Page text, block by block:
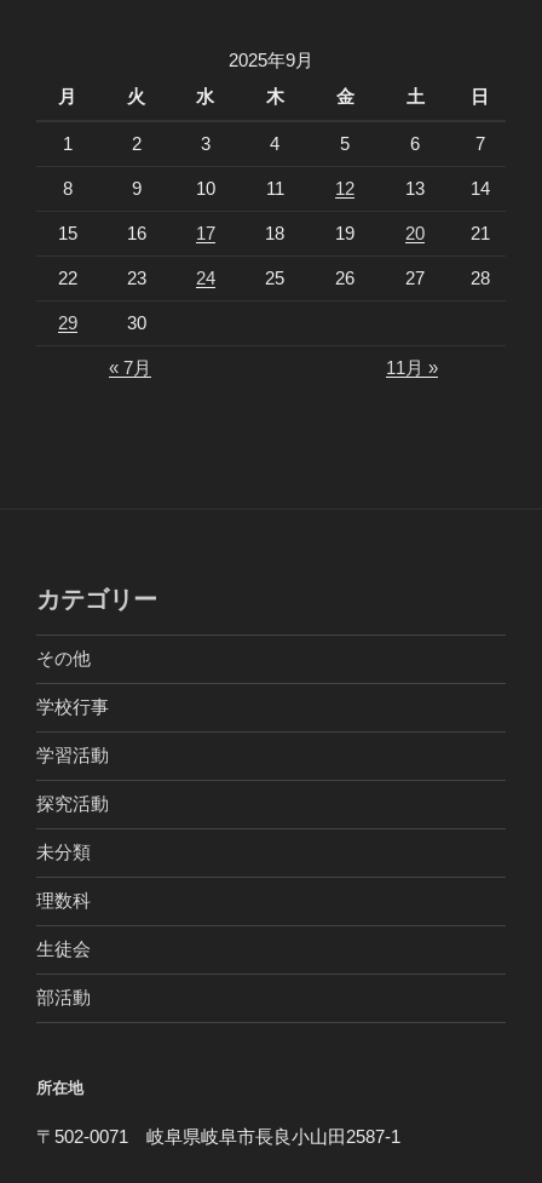
2025年9月
月
火 水 木 金 土 日
1 2 3 4 5 6 7
8 9 10 11 12 13 14
15 16 17 18 19 20 21
22 23 24 25 26 27 28
29 30
« 7月 11月 »
カテゴリー
その他
学校行事
学習活動
探究活動
未分類
理数科
生徒会
部活動
所在地
〒502-0071 岐阜県岐阜市長良小山田2587-1